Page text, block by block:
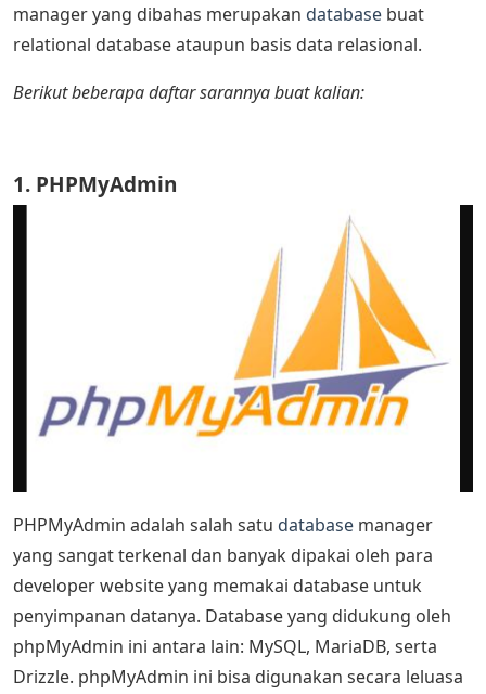
manager yang dibahas merupakan database buat
relational database ataupun basis data relasional.
Berikut beberapa daftar sarannya buat kalian:
1. PHPMyAdmin
PHPMyAdmin adalah salah satu database manager
yang sangat terkenal dan banyak dipakai oleh para
developer website yang memakai database untuk
penyimpanan datanya. Database yang didukung oleh
phpMyAdmin ini antara lain: MySQL, MariaDB, serta
Drizzle. phpMyAdmin ini bisa digunakan secara leluasa